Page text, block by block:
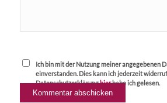
Ich bin mit der Nutzung meiner angegebenen
einverstanden. Dies kann ich jederzeit
Datenschutzerklärunghierhabe ich gelesen.